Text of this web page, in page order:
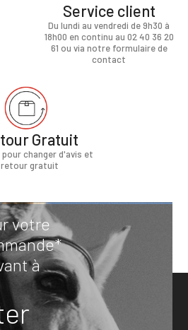
Service client
Du lundi au vendredi de 9h30 à
18h00 en continu au 02 40 36 20
61 ou via notre formulaire de
contact
Gratuit
pour changer d'avis et
retour gratuit
votre
à